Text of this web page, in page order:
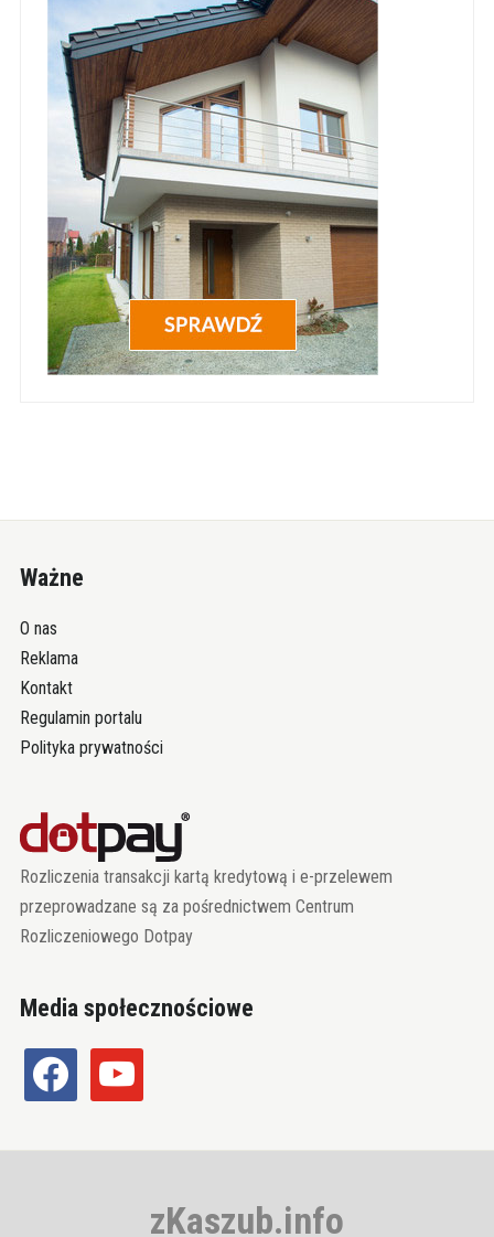
Ważne
O nas
Reklama
Kontakt
Regulamin portalu
Polityka prywatności
Rozliczenia transakcji kartą kredytową i e-przelewem
przeprowadzane są za pośrednictwem Centrum
Rozliczeniowego Dotpay
Media społecznościowe
facebook youtube
zKaszub.info